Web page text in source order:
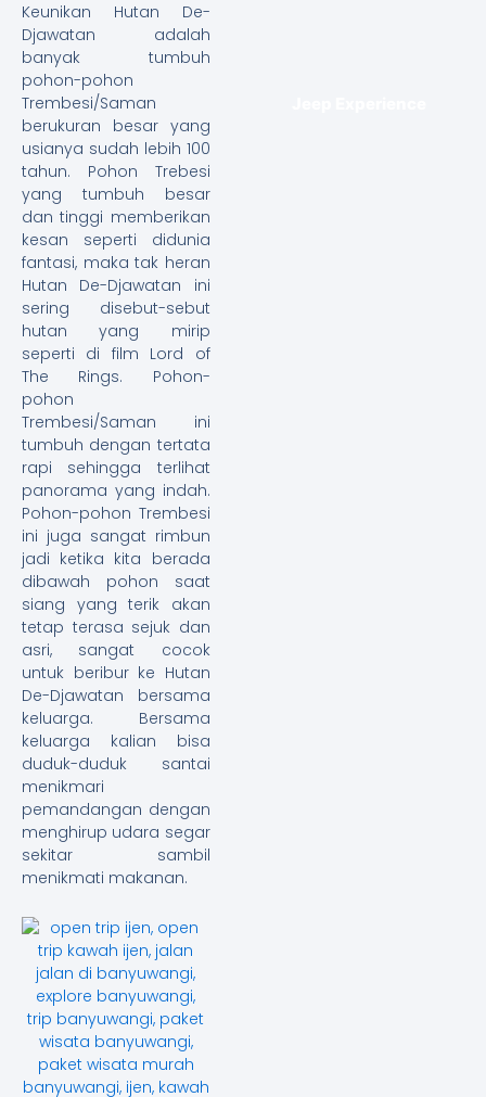
Keunikan Hutan De-
Djawatan adalah
banyak tumbuh
pohon-pohon
Trembesi/Saman
berukuran besar yang
usianya sudah lebih 100
tahun. Pohon Trebesi
yang tumbuh besar
dan tinggi memberikan
kesan seperti didunia
fantasi, maka tak heran
Hutan De-Djawatan ini
sering disebut-sebut
hutan yang mirip
seperti di film Lord of
The Rings. Pohon-
pohon
Trembesi/Saman ini
tumbuh dengan tertata
rapi sehingga terlihat
panorama yang indah.
Pohon-pohon Trembesi
ini juga sangat rimbun
jadi ketika kita berada
dibawah pohon saat
siang yang terik akan
tetap terasa sejuk dan
asri, sangat cocok
untuk beribur ke Hutan
De-Djawatan bersama
keluarga. Bersama
keluarga kalian bisa
duduk-duduk santai
menikmari
pemandangan dengan
menghirup udara segar
sekitar sambil
menikmati makanan.